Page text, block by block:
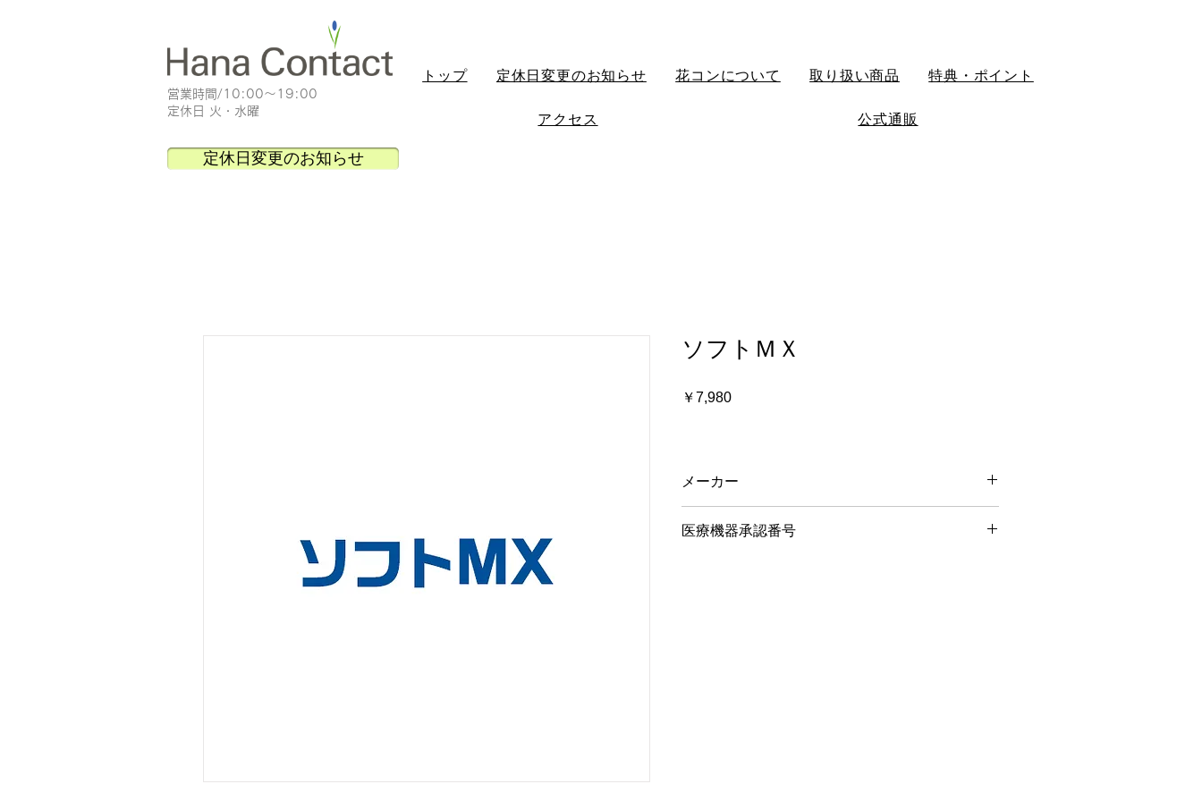
​営業時間/10:00～19:00
定休日 火・水曜
トップ 定休日変更のお知らせ 花コンについて 取り扱い商品 特典・ポイント
アクセス 公式通販
定休日変更のお知らせ
ソフトＭＸ
￥7,980価
メーカー
医療機器承認番号